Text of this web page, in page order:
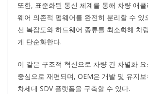
또한, 표준화된 통신 체계를 통해 차량 애
웨어 의존적 펌웨어를 완전히 분리할 수 있
선 복잡도와 하드웨어 종류를 최소화해 차
게 단순화한다.
이 같은 구조적 혁신으로 차량 간 차별화
중심으로 재편되며, OEM은 개발 및 유지
차세대 SDV 플랫폼을 구축할 수 있다.